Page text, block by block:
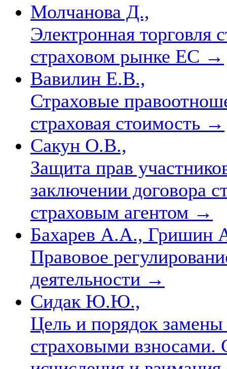
Молчанова Д.,
Электронная торговля
страховом рынке ЕС →
Вавилин Е.В.,
Страховые
страховая стоимость →
Сакун О.В.,
Защита прав
заключении договора
страховым агентом →
Бахарев А.А., Гришин
Правовое
деятельности →
Сидак Ю.Ю.,
Цель и порядок замены
страховыми взносами.